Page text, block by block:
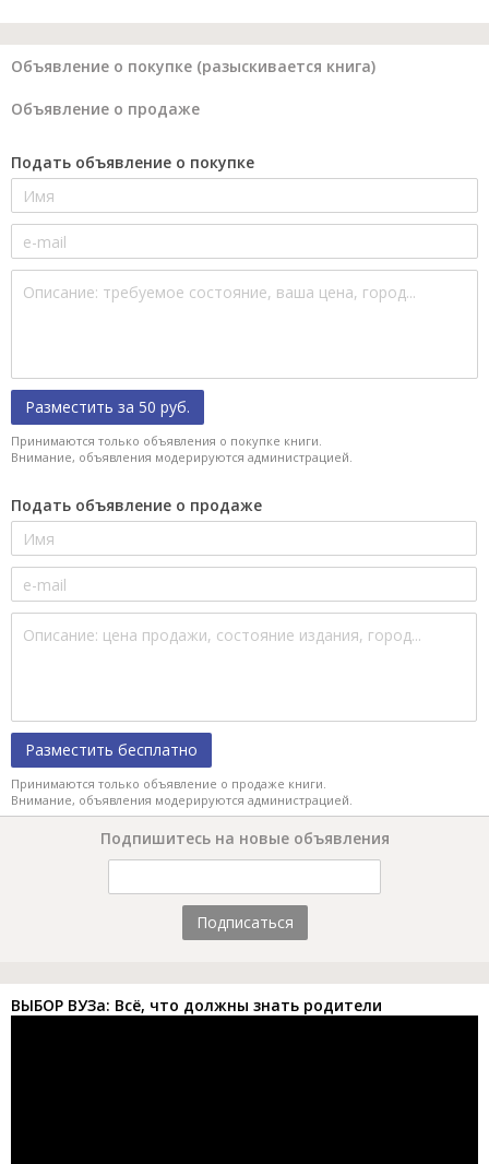
Объявление о покупке (разыскивается книга)
Объявление о продаже
Подать объявление о покупке
Разместить за 50 руб.
Принимаются только объявления о покупке книги.
Внимание, объявления модерируются администрацией.
Подать объявление о продаже
Разместить бесплатно
Принимаются только объявление о продаже книги.
Внимание, объявления модерируются администрацией.
Подпишитесь на новые объявления
Подписаться
ВЫБОР ВУЗа: Всё, что должны знать родители